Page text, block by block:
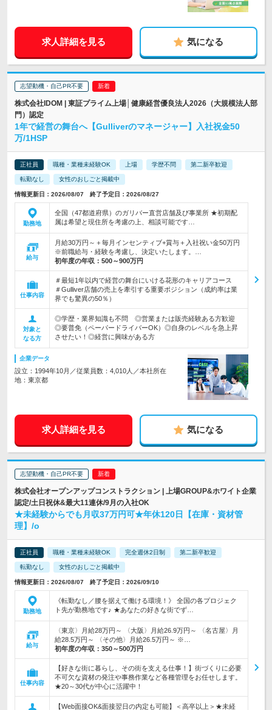
求人詳細を見る 気になる
志望動機・自己PR不要
株式会社IDOM | 東証プライム上場│健康経営優良法人2026（大規模法人部
門）認定
1年で経営の舞台へ【Gulliverのマネージャー】入社祝金50
万/1HSP
正社員 職種・業種未経験OK 上場 学歴不問 第二新卒歓迎
転勤なし 女性のおしごと掲載中
情報更新日：2026/08/07 終了予定日：2026/08/27
勤務地
全国（47都道府県）のガリバー直営店舗及び事業所 ★初期配
属は希望と現住所を考慮の上、相談可能です…
給与
月給30万円～＋毎月インセンティブ+賞与＋入社祝い金50万円
※前職給与・経験を考慮し、決定いたします。…
初年度の年収： 500～900万円
仕事内容
＃最短1年以内で経営の舞台にいける花形のキャリアコース
＃Gulliver店舗の売上を牽引する重要ポジション（成約率は業
界でも驚異の50％）
対象と
なる方
◎学歴・業界知識も不問 ◎営業または販売経験ある方歓迎
◎要普免（ペーパードライバーOK）◎自身のレベルを急上昇
させたい！◎経営に興味がある方
企業データ
設立：1994年10月／従業員数：4,010人／本社所在
地：東京都
求人詳細を見る 気になる
志望動機・自己PR不要
株式会社オープンアップコンストラクション | 上場GROUP&ホワイト企業
認定/土日祝休&最大11連休/9月の入社OK
★未経験からでも月収37万円可★年休120日【在庫・資材管
理】/o
正社員 職種・業種未経験OK 完全週休2日制 第二新卒歓迎
転勤なし 女性のおしごと掲載中
情報更新日：2026/08/07 終了予定日：2026/09/10
勤務地
《転勤なし／腰を据えて働ける環境！》 全国の各プロジェク
ト先が勤務地です♪ ★あなたの好きな街でず…
給与
〈東京〉月給28万円～ 〈大阪〉月給26.9万円～ 〈名古屋〉月
給28.5万円～ 〈その他〉月給26.5万円～ ※…
初年度の年収： 350～500万円
仕事内容
【好きな街に暮らし、その街を支える仕事！】街づくりに必要
不可欠な資材の発注や事務作業など各種管理をお任せします。
★20～30代が中心に活躍中！
【Web面接OK&面接翌日の内定も可能】＜高卒以上＞★未経